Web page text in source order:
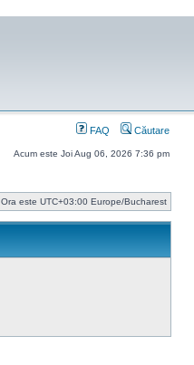
FAQ Căutare
Acum este Joi Aug 06, 2026 7:36 pm
Ora este UTC+03:00 Europe/Bucharest